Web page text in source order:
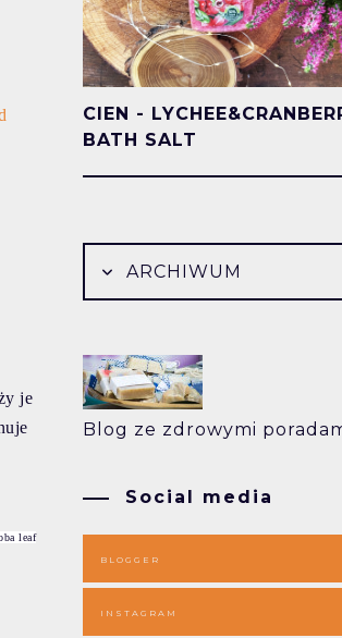
je
leaf
CIEN -
BATH SALT
ARCHIWUM
Blog ze zdrowymi
Social media
BLOGGER
INSTAGRAM